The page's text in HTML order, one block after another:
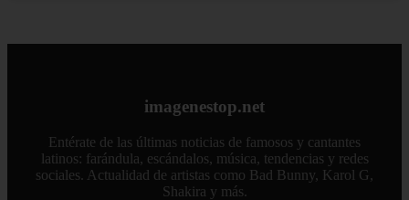
imagenestop.net
Entérate de las últimas noticias de famosos y cantantes
latinos: farándula, escándalos, música, tendencias y redes
sociales. Actualidad de artistas como Bad Bunny, Karol G,
Shakira y más.